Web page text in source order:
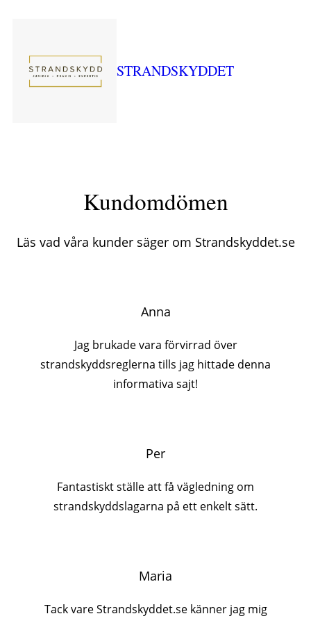
STRANDSKYDDET
Kundomdömen
Läs vad våra kunder säger om Strandskyddet.se
Anna
Jag brukade vara förvirrad över
strandskyddsreglerna tills jag hittade denna
informativa sajt!
Per
Fantastiskt ställe att få vägledning om
strandskyddslagarna på ett enkelt sätt.
Maria
Tack vare Strandskyddet.se känner jag mig